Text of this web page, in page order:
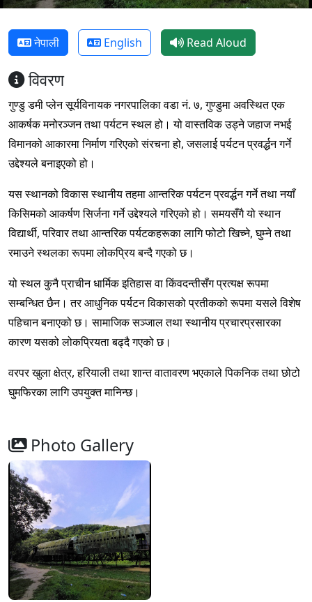
नेपाली English Read Aloud
विवरण
गुण्डु डमी प्लेन सूर्यविनायक नगरपालिका वडा नं. ७, गुण्डुमा अवस्थित एक
आकर्षक मनोरञ्जन तथा पर्यटन स्थल हो। यो वास्तविक उड्ने जहाज नभई
विमानको आकारमा निर्माण गरिएको संरचना हो, जसलाई पर्यटन प्रवर्द्धन गर्ने
उद्देश्यले बनाइएको हो।
यस स्थानको विकास स्थानीय तहमा आन्तरिक पर्यटन प्रवर्द्धन गर्ने तथा नयाँ
किसिमको आकर्षण सिर्जना गर्ने उद्देश्यले गरिएको हो। समयसँगै यो स्थान
विद्यार्थी, परिवार तथा आन्तरिक पर्यटकहरूका लागि फोटो खिच्ने, घुम्ने तथा
रमाउने स्थलका रूपमा लोकप्रिय बन्दै गएको छ।
यो स्थल कुनै प्राचीन धार्मिक इतिहास वा किंवदन्तीसँग प्रत्यक्ष रूपमा
सम्बन्धित छैन। तर आधुनिक पर्यटन विकासको प्रतीकको रूपमा यसले विशेष
पहिचान बनाएको छ। सामाजिक सञ्जाल तथा स्थानीय प्रचारप्रसारका
कारण यसको लोकप्रियता बढ्दै गएको छ।
वरपर खुला क्षेत्र, हरियाली तथा शान्त वातावरण भएकाले पिकनिक तथा छोटो
घुमफिरका लागि उपयुक्त मानिन्छ।
Photo Gallery